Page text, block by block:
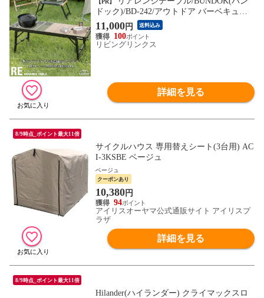
【PR】
ドック)/BD-242/アウトドア バーベキュー
BBQ テーブル IGT規格対応 IGT互換 レジ
ャーテーブル ユニットテーブル アルミテ
ーブル 折りたたみ 折り畳み キャンプ 耐熱
11,000円 送料込み
100
リビングリンクス
詳細を見る
8/9時点_ポイント最大11倍
サイクルハウス 専用替えシート(3台用) AC
I-3KSBE ベージュ
ベージュ
クーポンあり
10,380円
94
アイリスオーヤマ公式通販サイト アイリスプ
ラザ
詳細を見る
8/9時点_ポイント最大11倍
Hilander(ハイランダー) クライマックスロ